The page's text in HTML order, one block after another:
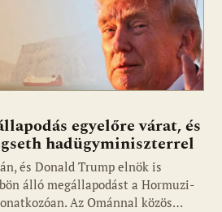
egyelőre várat, és
hadügyminiszterrel
és Donald Trump elnök is
álló megállapodást a Hormuzi-
Az Ománnal közös…